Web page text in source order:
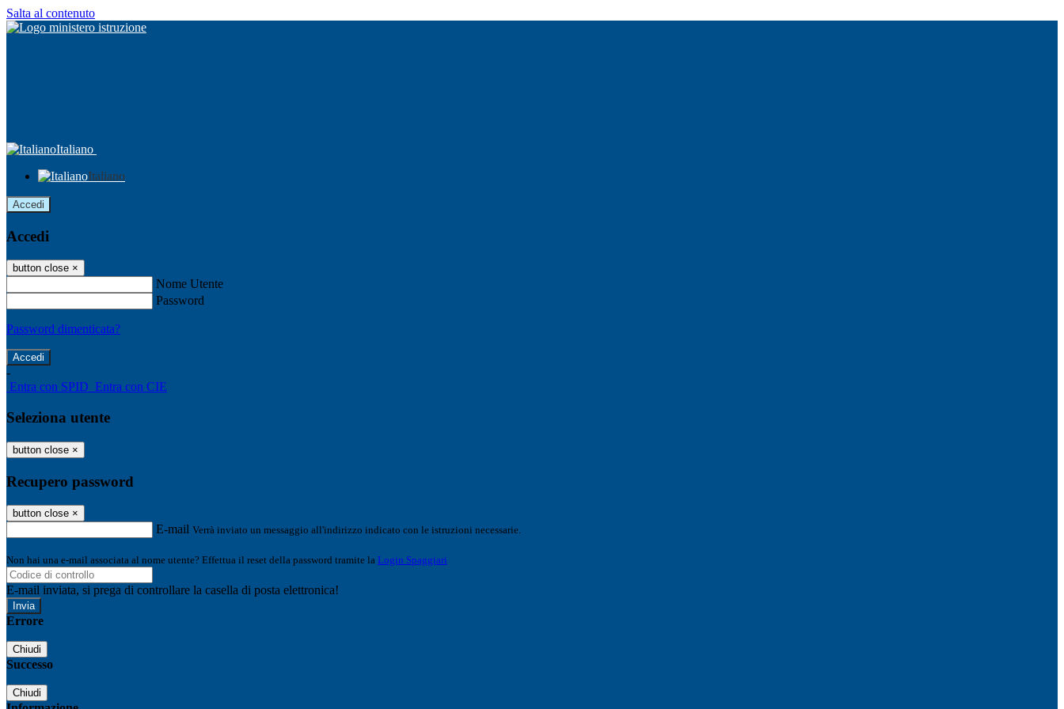
Salta al contenuto
Italiano
Italiano
Accedi
Accedi
button close ×
Nome Utente
Password
Password dimenticata?
-
Entra con SPID Entra con CIE
Seleziona utente
button close ×
Recupero password
button close ×
E-mail Verrà inviato un messaggio all'indirizzo indicato con le istruzioni necessarie.
Non hai una e-mail associata al nome utente? Effettua il reset della password tramite la Login Spaggiari
E-mail inviata, si prega di controllare la casella di posta elettronica!
Errore
Chiudi
Successo
Chiudi